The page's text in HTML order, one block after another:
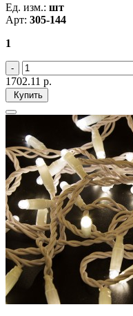
Ед. изм.: шт
Арт: 305-144
1
1702.11 р.
Купить